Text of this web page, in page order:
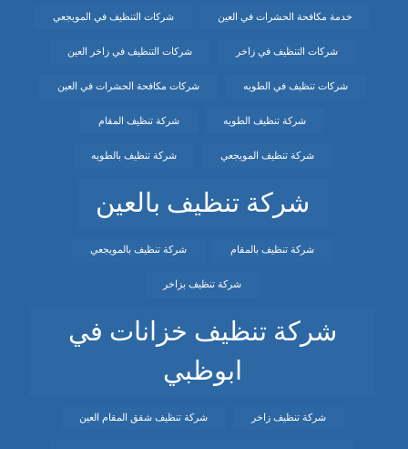
خدمة مكافحة الحشرات في العين شركات التنظيف في المويجعي
شركات التنظيف في زاخر شركات التنظيف في زاخر العين
شركات تنظيف في الطويه شركات مكافحة الحشرات في العين
شركة تنظيف الطويه شركة تنظيف المقام
شركة تنظيف المويجعي شركة تنظيف بالطويه
شركة تنظيف بالعين
شركة تنظيف بالمقام شركة تنظيف بالمويجعي
شركة تنظيف بزاخر
شركة تنظيف خزانات في
ابوظبي
شركة تنظيف زاخر شركة تنظيف شقق المقام العين